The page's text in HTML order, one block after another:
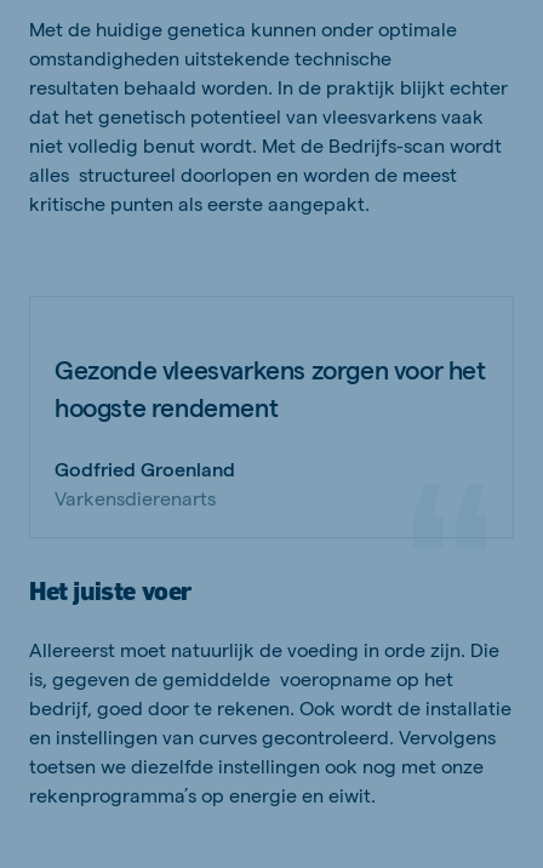
Met de huidige genetica kunnen onder optimale
omstandigheden uitstekende technische
resultaten behaald worden. In de praktijk blijkt echter
dat het genetisch potentieel van vleesvarkens vaak
niet volledig benut wordt. Met de Bedrijfs-scan wordt
alles structureel doorlopen en worden de meest
kritische punten als eerste aangepakt.
Gezonde vleesvarkens zorgen voor het
hoogste rendement
Godfried Groenland
Varkensdierenarts
Het juiste voer
Allereerst moet natuurlijk de voeding in orde zijn. Die
is, gegeven de gemiddelde voeropname op het
bedrijf, goed door te rekenen. Ook wordt de installatie
en instellingen van curves gecontroleerd. Vervolgens
toetsen we diezelfde instellingen ook nog met onze
rekenprogramma’s op energie en eiwit.